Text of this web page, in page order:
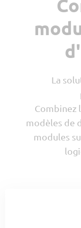
La
Combinez
modèles de
modules